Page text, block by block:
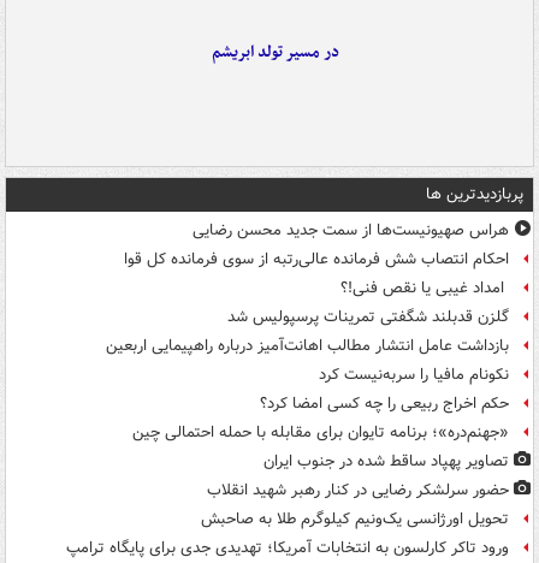
در مسیر تولد ابریشم
پربازدیدترین ها
هراس صهیونیست‌ها از سمت جدید محسن رضایی
احکام انتصاب شش فرمانده عالی‌رتبه از سوی فرمانده کل قوا
امداد غیبی یا نقص فنی!؟
گلزن قدبلند شگفتی تمرینات پرسپولیس شد
بازداشت عامل انتشار مطالب اهانت‌آمیز درباره راهپیمایی اربعین
نکونام مافیا را سربه‌نیست کرد
حکم اخراج ربیعی را چه کسی امضا کرد؟
«جهنم‌دره»؛ برنامه تایوان برای مقابله با حمله احتمالی چین
تصاویر پهپاد ساقط شده در جنوب ایران
حضور سرلشکر رضایی در کنار رهبر شهید انقلاب
تحویل اورژانسی یک‌ونیم کیلوگرم طلا به صاحبش
ورود تاکر کارلسون به انتخابات آمریکا؛ تهدیدی جدی برای پایگاه ترامپ